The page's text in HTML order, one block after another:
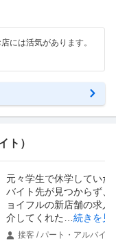
には活気があります。
ト）
元々学生で休学していた
バイト先が見つからず、
ョイフルの新店舗の求人
介してくれた
続きを見
接客 / パート・アルバイ